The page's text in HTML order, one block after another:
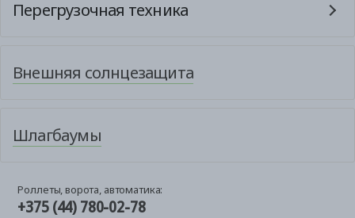
Перегрузочная техника
Внешняя солнцезащита
Шлагбаумы
Роллеты, ворота, автоматика:
+375 (44) 780-02-78